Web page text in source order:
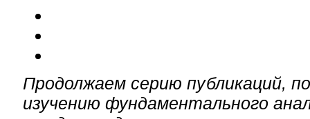
Продолжаем серию публикаций,
изучению фундаментального